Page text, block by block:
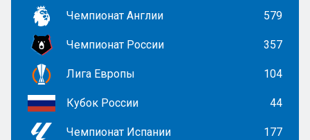
Чемпионат Англии 579
Чемпионат России 357
Лига Европы 104
Кубок России 44
Чемпионат Испании 177